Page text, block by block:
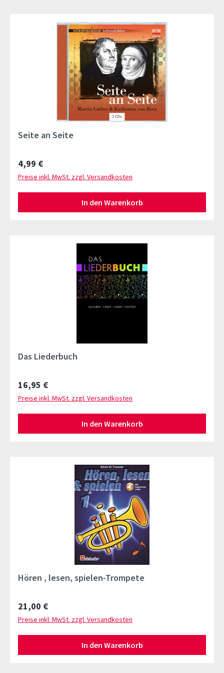
Seite an Seite
Regulärer Preis:
4,99 €
Preise inkl. MwSt. zzgl. Versandkosten
In den Warenkorb
Das Liederbuch
Regulärer Preis:
16,95 €
Preise inkl. MwSt. zzgl. Versandkosten
In den Warenkorb
Hören , lesen, spielen-Trompete
Regulärer Preis:
21,00 €
Preise inkl. MwSt. zzgl. Versandkosten
In den Warenkorb